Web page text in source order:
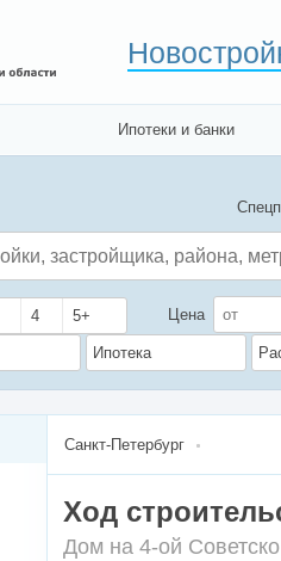
Ипотеки и банки
4 5+ Цена
Ипотека
Санкт-Петербург
Ход
Дом на 4-ой